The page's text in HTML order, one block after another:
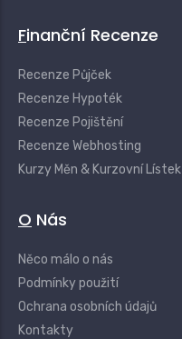
Finanční Recenze
Recenze Půjček
Recenze Hypoték
Recenze Pojištění
Recenze Webhosting
Kurzy Měn & Kurzovní Lístek
O Nás
Něco málo o nás
Podmínky použití
Ochrana osobních údajů
Kontakty